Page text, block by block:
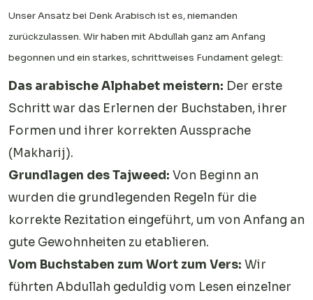
Unser Ansatz bei Denk Arabisch ist es, niemanden
zurückzulassen. Wir haben mit Abdullah ganz am Anfang
begonnen und ein starkes, schrittweises Fundament gelegt:
Das arabische Alphabet meistern: Der erste
Schritt war das Erlernen der Buchstaben, ihrer
Formen und ihrer korrekten Aussprache
(Makharij).
Grundlagen des Tajweed: Von Beginn an
wurden die grundlegenden Regeln für die
korrekte Rezitation eingeführt, um von Anfang an
gute Gewohnheiten zu etablieren.
Vom Buchstaben zum Wort zum Vers: Wir
führten Abdullah geduldig vom Lesen einzelner